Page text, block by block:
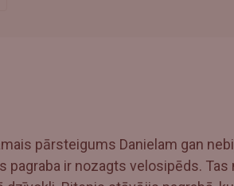
pārsteigums Danielam gan
pagraba ir nozagts velosipēds. Tas